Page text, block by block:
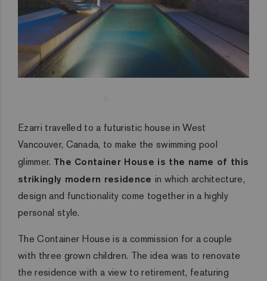
Ezarri travelled to a futuristic house in West
Vancouver, Canada, to make the swimming pool
glimmer. The Container House is the name of this
strikingly modern residence in which architecture,
design and functionality come together in a highly
personal style.
The Container House is a commission for a couple
with three grown children. The idea was to renovate
the residence with a view to retirement, featuring